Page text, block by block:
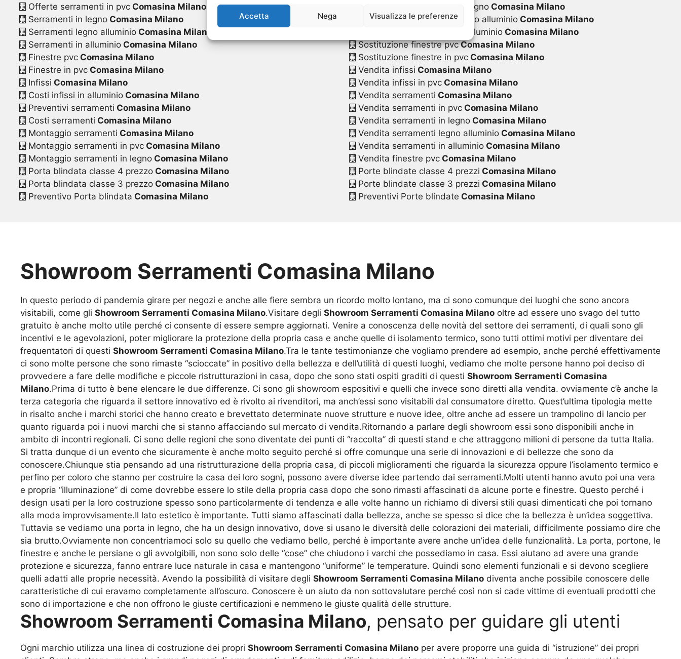
Accetta Nega Visualizza le preferenze
Offerte serramenti in pvcComasina Milano
Serramenti in legnoComasina Milano
Serramenti legno alluminioComasina Milano
Serramenti in alluminioComasina Milano
Finestre pvcComasina Milano
Finestre in pvcComasina Milano
Infissi Comasina Milano
Costi infissi in alluminioComasina Milano
Preventivi serramenti Comasina Milano
Costi serramenti Comasina Milano
Montaggio serramenti Comasina Milano
Montaggio serramenti in pvcComasina Milano
Montaggio serramenti in legnoComasina Milano
Porta blindata classe 4 prezzoComasina Milano
Porta blindata classe 3 prezzoComasina Milano
Preventivo Porta blindata Comasina Milano
Sostituzione serramenti in legno Comasina Milano
Sostituzione serramenti legno alluminio Comasina Milano
Sostituzione serramenti in alluminio Comasina Milano
Sostituzione finestre pvcComasina Milano
Sostituzione finestre in pvc Comasina Milano
Vendita infissi Comasina Milano
Vendita infissi in pvc Comasina Milano
Vendita serramenti Comasina Milano
Vendita serramenti in pvc Comasina Milano
Vendita serramenti in legno Comasina Milano
Vendita serramenti legno alluminio Comasina Milano
Vendita serramenti in alluminio Comasina Milano
Vendita finestre pvc Comasina Milano
Porte blindate classe 4 prezzi Comasina Milano
Porte blindate classe 3 prezzi Comasina Milano
Preventivi Porte blindate Comasina Milano
Showroom Serramenti Comasina Milano
In questo periodo di pandemia girare per negozi e anche alle fiere sembra un ricordo molto lontano, ma ci sono comunque dei luoghi che sono ancora
visitabili, come gli Showroom Serramenti Comasina Milano.Visitare degli Showroom Serramenti Comasina Milano oltre ad essere uno svago del tutto
gratuito è anche molto utile perché ci consente di essere sempre aggiornati. Venire a conoscenza delle novità del settore dei serramenti, di quali sono gli
incentivi e le agevolazioni, poter migliorare la protezione della propria casa e anche quelle di isolamento termico, sono tutti ottimi motivi per diventare dei
frequentatori di questi Showroom Serramenti Comasina Milano.Tra le tante testimonianze che vogliamo prendere ad esempio, anche perché effettivamente
ci sono molte persone che sono rimaste “scioccate” in positivo della bellezza e dell’utilità di questi luoghi, vediamo che molte persone hanno poi deciso di
provvedere a fare delle modifiche e piccole ristrutturazioni in casa, dopo che sono stati ospiti graditi di questi Showroom Serramenti Comasina
Milano.Prima di tutto è bene elencare le due differenze. Ci sono gli showroom espositivi e quelli che invece sono diretti alla vendita. ovviamente c’è anche la
terza categoria che riguarda il settore innovativo ed è rivolto ai rivenditori, ma anch’essi sono visitabili dal consumatore diretto. Quest’ultima tipologia mette
in risalto anche i marchi storici che hanno creato e brevettato determinate nuove strutture e nuove idee, oltre anche ad essere un trampolino di lancio per
quanto riguarda poi i nuovi marchi che si stanno affacciando sul mercato di vendita.Ritornando a parlare degli showroom essi sono disponibili anche in
ambito di incontri regionali. Ci sono delle regioni che sono diventate dei punti di “raccolta” di questi stand e che attraggono milioni di persone da tutta Italia.
Si tratta dunque di un evento che sicuramente è anche molto seguito perché si offre comunque una serie di innovazioni e di bellezze che sono da
conoscere.Chiunque stia pensando ad una ristrutturazione della propria casa, di piccoli miglioramenti che riguarda la sicurezza oppure l’isolamento termico e
perfino per coloro che stanno per costruire la casa dei loro sogni, possono avere diverse idee partendo dai serramenti.Molti utenti hanno avuto poi una vera
e propria “illuminazione” di come dovrebbe essere lo stile della propria casa dopo che sono rimasti affascinati da alcune porte e finestre. Questo perché i
design usati per la loro costruzione spesso sono particolarmente di tendenza e alle volte hanno un richiamo di diversi stili quasi dimenticati che poi tornano
alla moda improvvisamente.Il lato estetico è importante. Tutti siamo affascinati dalla bellezza, anche se spesso si dice che la bellezza è un’idea soggettiva.
Tuttavia se vediamo una porta in legno, che ha un design innovativo, dove si usano le diversità delle colorazioni dei materiali, difficilmente possiamo dire che
sia brutto.Ovviamente non concentriamoci solo su quello che vediamo bello, perché è importante avere anche un’idea delle funzionalità. La porta, portone, le
finestre e anche le persiane o gli avvolgibili, non sono solo delle “cose” che chiudono i varchi che possediamo in casa. Essi aiutano ad avere una grande
protezione e sicurezza, fanno entrare luce naturale in casa e mantengono “uniforme” le temperature. Quindi sono elementi funzionali e si devono scegliere
quelli adatti alle proprie necessità. Avendo la possibilità di visitare degli Showroom Serramenti Comasina Milano diventa anche possibile conoscere delle
caratteristiche di cui eravamo completamente all’oscuro. Conoscere è un aiuto da non sottovalutare perché così non si cade vittime di eventuali prodotti che
sono di importazione e che non offrono le giuste certificazioni e nemmeno le giuste qualità delle strutture.
Showroom Serramenti Comasina Milano, pensato per guidare gli utenti
Ogni marchio utilizza una linea di costruzione dei propri Showroom Serramenti Comasina Milano per avere proporre una guida di “istruzione” dei propri